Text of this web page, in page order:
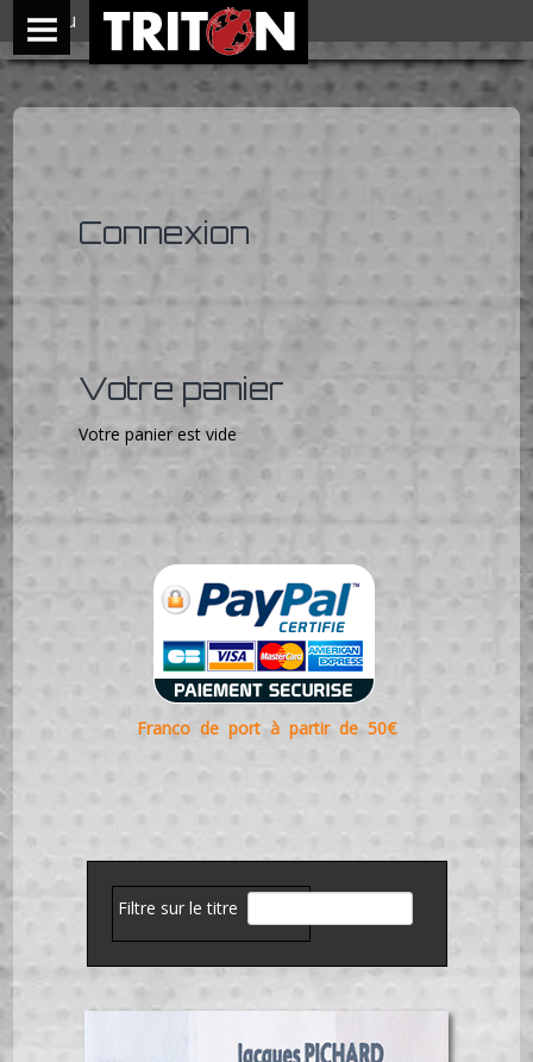
Connexion
Votre panier
Votre panier est vide
Franco de port à partir de 50€
Filtre sur le titre
Menu